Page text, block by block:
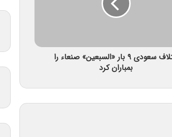
ائتلاف سعودی ۹ بار «السبعین» صنعاء را
بمباران کرد